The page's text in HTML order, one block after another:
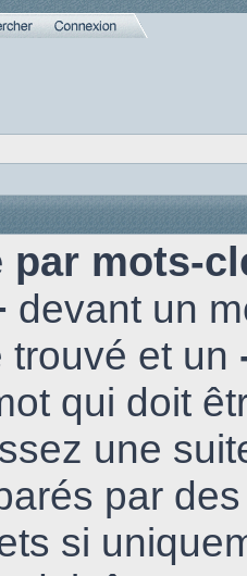
par mots-
devant un
trouvé et un
qui doit
une
par
si